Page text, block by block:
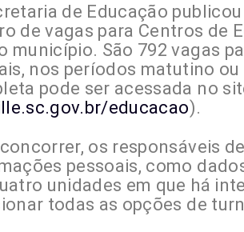
de Educação
de vagas para Centros de
município. São 792 vagas
nos períodos matutino
pode ser acessada no
educacao).
os responsáveis
pessoais, como
unidades em que há
todas as opções de